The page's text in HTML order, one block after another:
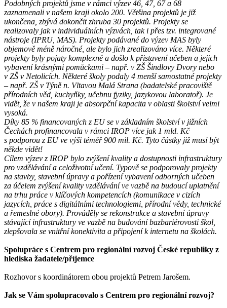
Podobných projektů jsme v rámci výzev 46, 47, 67 a 68
zaznamenali v našem kraji okolo 200. Většina projektů je již
ukončena, zbývá dokončit zhruba 30 projektů. Projekty se
realizovaly jak v individuálních výzvách, tak i přes tzv. integrované
nástroje (IPRU, MAS). Projekty podávané do výzev MAS byly
objemově méně náročné, ale bylo jich zrealizováno více. Některé
projekty byly pojaty komplexně a došlo k přistavení učeben a jejich
vybavení krásnými pomůckami – např. v ZŠ Šindlovy Dvory nebo
v ZŠ v Netolicích. Některé školy podaly 4 menší samostatné projekty
– např. ZŠ v Týně n. Vltavou Malá Strana (badatelské pracoviště
přírodních věd, kuchyňky, učebnu fyziky, jazykovou laboratoř). Je
vidět, že v našem kraji je absorpční kapacita v oblasti školství velmi
vysoká.
Díky 85 % financovaných z EU se v základním školství v jižních
Čechách profinancovala v rámci IROP více jak 1 mld. Kč
s podporou z EU ve výši téměř 900 mil. Kč. Tyto částky již musí být
někde vidět!
Cílem výzev z IROP bylo zvýšení kvality a dostupnosti infrastruktury
pro vzdělávání a celoživotní učení. Typově se podporovaly projekty
na stavby, stavební úpravy a pořízení vybavení odborných učeben
za účelem zvýšení kvality vzdělávání ve vazbě na budoucí uplatnění
na trhu práce v klíčových kompetencích (komunikace v cizích
jazycích, práce s digitálními technologiemi, přírodní vědy, technické
a řemeslné obory). Prováděly se rekonstrukce a stavební úpravy
stávající infrastruktury ve vazbě na budování bazbariérovosti škol,
zlepšovala se vnitřní konektivita a připojení k internetu na školách.
Spolupráce s Centrem pro regionální rozvoj České republiky z
hlediska žadatele/příjemce
Rozhovor s koordinátorem obou projektů Petrem Jarošem.
Jak se Vám spolupracovalo s Centrem pro regionální rozvoj?